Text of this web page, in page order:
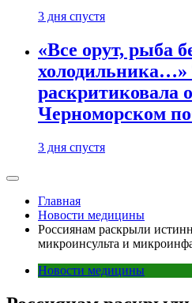
3 дня спустя
«Все орут, рыба
холодильника…»
раскритиковала
Черноморском
3 дня спустя
Главная
Новости медицины
Россиянам раскрыли
микроинсульта и
Новости медицины